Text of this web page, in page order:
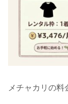
メチャカリの料